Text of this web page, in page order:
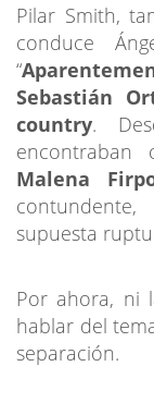
Pilar Smith,
conduce
“
Sebastián
country.
Malena
supuesta
Por ahora, ni
hablar del
separación.